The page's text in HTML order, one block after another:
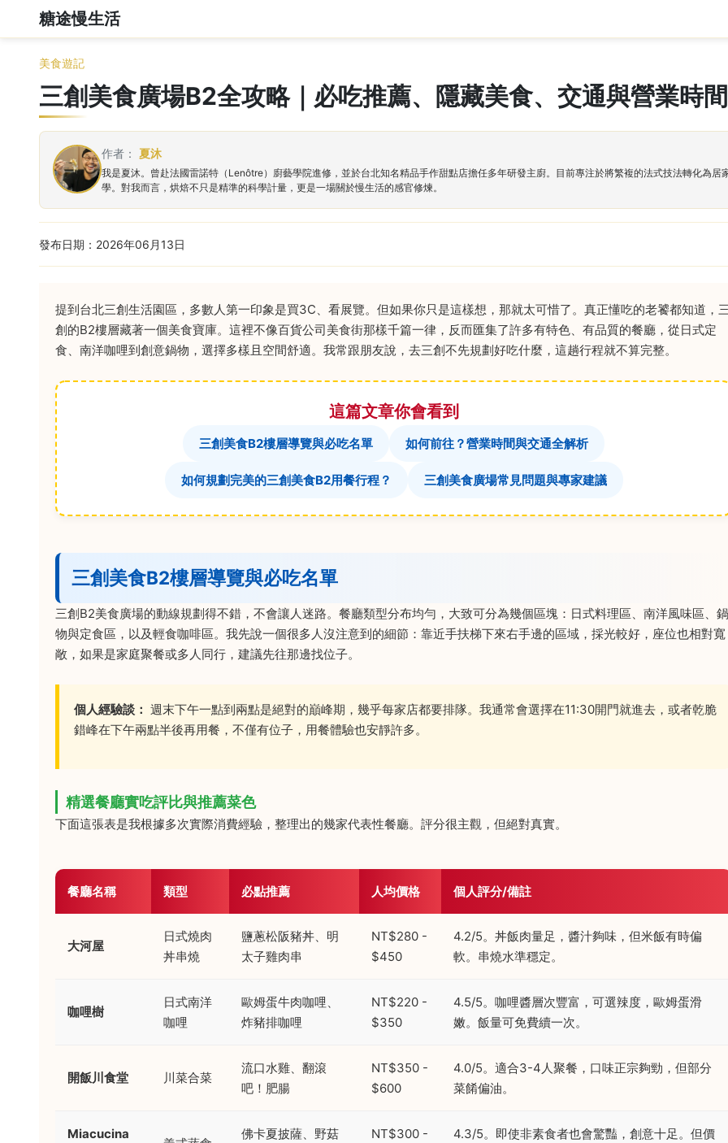
糖途慢生活
美食遊記
三創美食廣場B2全攻略｜必吃推薦、隱藏美食、交通與營業時間
作者： 夏沐
我是夏沐。曾赴法國雷諾特（Lenôtre）廚藝學院進修，並於台北知名精品手作甜點店擔任多年研發主廚。目前專注於將繁複的法式技法轉化為
學。對我而言，烘焙不只是精準的科學計量，更是一場關於慢生活的感官修煉。
發布日期：2026年06月13日
提到台北三創生活園區，多數人第一印象是買3C、看展覽。但如果你只是這樣想，那就太可惜了。真正懂吃的老饕都知道，
創的B2樓層藏著一個美食寶庫。這裡不像百貨公司美食街那樣千篇一律，反而匯集了許多有特色、有品質的餐廳，從日式定
食、南洋咖哩到創意鍋物，選擇多樣且空間舒適。我常跟朋友說，去三創不先規劃好吃什麼，這趟行程就不算完整。
這篇文章你會看到
三創美食B2樓層導覽與必吃名單 如何前往？營業時間與交通全解析
如何規劃完美的三創美食B2用餐行程？ 三創美食廣場常見問題與專家建議
三創美食B2樓層導覽與必吃名單
三創B2美食廣場的動線規劃得不錯，不會讓人迷路。餐廳類型分布均勻，大致可分為幾個區塊：日式料理區、南洋風味區、鍋
物與定食區，以及輕食咖啡區。我先說一個很多人沒注意到的細節：靠近手扶梯下來右手邊的區域，採光較好，座位也相對寬
敞，如果是家庭聚餐或多人同行，建議先往那邊找位子。
個人經驗談： 週末下午一點到兩點是絕對的巔峰期，幾乎每家店都要排隊。我通常會選擇在11:30開門就進去，或者乾脆
錯峰在下午兩點半後再用餐，不僅有位子，用餐體驗也安靜許多。
精選餐廳實吃評比與推薦菜色
下面這張表是我根據多次實際消費經驗，整理出的幾家代表性餐廳。評分很主觀，但絕對真實。
餐廳名稱 類型 必點推薦 人均價格 個人評分/備註
大河屋
日式燒肉
丼串燒
鹽蔥松阪豬丼、明
太子雞肉串
NT$280 -
$450
4.2/5。丼飯肉量足，醬汁夠味，但米飯有時偏
軟。串燒水準穩定。
咖哩樹
日式南洋
咖哩
歐姆蛋牛肉咖哩、
炸豬排咖哩
NT$220 -
$350
4.5/5。咖哩醬層次豐富，可選辣度，歐姆蛋滑
嫩。飯量可免費續一次。
開飯川食堂 川菜合菜
流口水雞、翻滾
吧！肥腸
NT$350 -
$600
4.0/5。適合3-4人聚餐，口味正宗夠勁，但部分
菜餚偏油。
Miacucina
佛卡夏披薩、野菇
NT$300 -
4.3/5。即使非素食者也會驚豔，創意十足。但價